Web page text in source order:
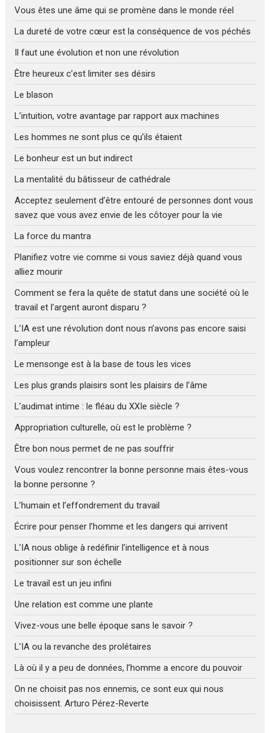
Vous êtes une âme qui se promène dans le monde réel
La dureté de votre cœur est la conséquence de vos péchés
Il faut une évolution et non une révolution
Être heureux c’est limiter ses désirs
Le blason
L’intuition, votre avantage par rapport aux machines
Les hommes ne sont plus ce qu’ils étaient
Le bonheur est un but indirect
La mentalité du bâtisseur de cathédrale
Acceptez seulement d’être entouré de personnes dont vous
savez que vous avez envie de les côtoyer pour la vie
La force du mantra
Planifiez votre vie comme si vous saviez déjà quand vous
alliez mourir
Comment se fera la quête de statut dans une société où le
travail et l’argent auront disparu ?
L’IA est une révolution dont nous n’avons pas encore saisi
l’ampleur
Le mensonge est à la base de tous les vices
Les plus grands plaisirs sont les plaisirs de l’âme
L’audimat intime : le fléau du XXIe siècle ?
Appropriation culturelle, où est le problème ?
Être bon nous permet de ne pas souffrir
Vous voulez rencontrer la bonne personne mais êtes-vous
la bonne personne ?
L’humain et l’effondrement du travail
Écrire pour penser l’homme et les dangers qui arrivent
L’IA nous oblige à redéfinir l’intelligence et à nous
positionner sur son échelle
Le travail est un jeu infini
Une relation est comme une plante
Vivez-vous une belle époque sans le savoir ?
L’IA ou la revanche des prolétaires
Là où il y a peu de données, l’homme a encore du pouvoir
On ne choisit pas nos ennemis, ce sont eux qui nous
choisissent. Arturo Pérez-Reverte